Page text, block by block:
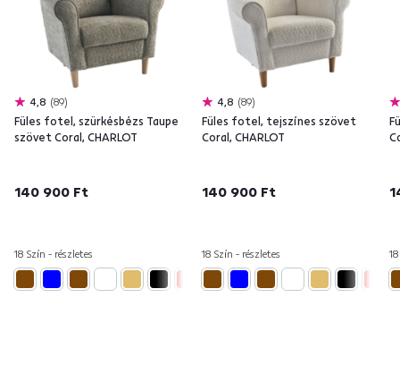
4,8 89
Füles fotel, szürkésbézs Taupe
szövet Coral, CHARLOT
140 900 Ft
18 Szín - részletes
4,8 89
Füles fotel, tejszínes szövet
Coral, CHARLOT
140 900 Ft
18 Szín - részletes